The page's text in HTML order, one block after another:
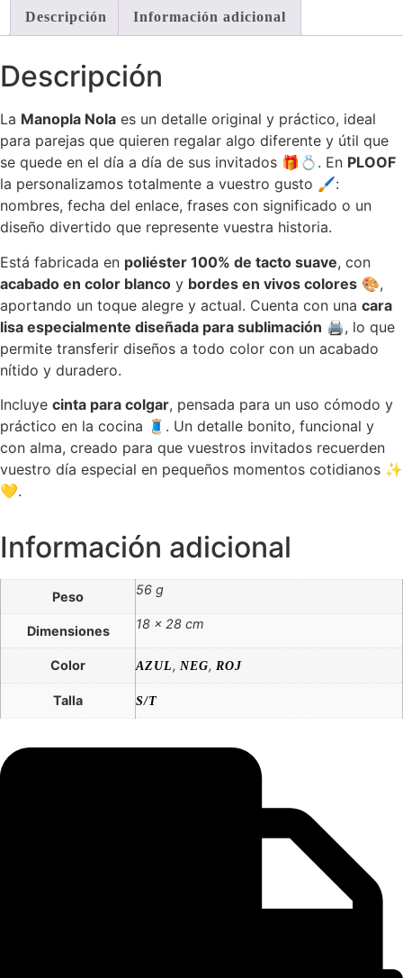
Descripción Información adicional
Descripción
La Manopla Nola es un detalle original y práctico, ideal
para parejas que quieren regalar algo diferente y útil que
se quede en el día a día de sus invitados 🎁💍. En PLOOF
la personalizamos totalmente a vuestro gusto 🖌️:
nombres, fecha del enlace, frases con significado o un
diseño divertido que represente vuestra historia.
Está fabricada en poliéster 100% de tacto suave, con
acabado en color blanco y bordes en vivos colores 🎨,
aportando un toque alegre y actual. Cuenta con una cara
lisa especialmente diseñada para sublimación 🖨️, lo que
permite transferir diseños a todo color con un acabado
nítido y duradero.
Incluye cinta para colgar, pensada para un uso cómodo y
práctico en la cocina 🧵. Un detalle bonito, funcional y
con alma, creado para que vuestros invitados recuerden
vuestro día especial en pequeños momentos cotidianos ✨
💛.
Información adicional
Peso 56 g
Dimensiones 18 × 28 cm
Color AZUL, NEG, ROJ
Talla S/T